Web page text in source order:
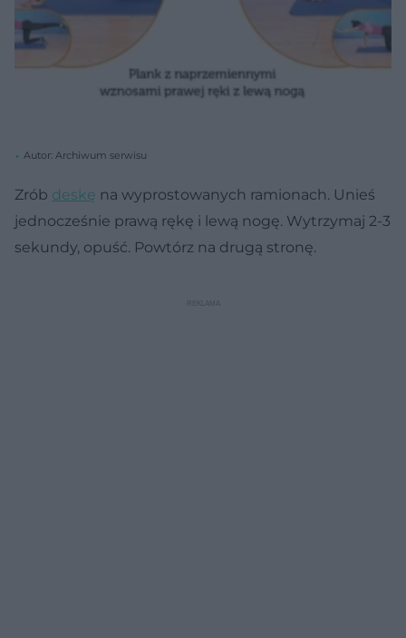
Autor: Archiwum serwisu
Zrób deskę na wyprostowanych ramionach. Unieś
jednocześnie prawą rękę i lewą nogę. Wytrzymaj 2-3
sekundy, opuść. Powtórz na drugą stronę.